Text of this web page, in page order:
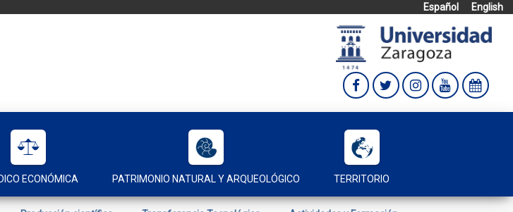
Español
English
ECONÓMICA PATRIMONIO NATURAL Y ARQUEOLÓGICO TERRITORIO